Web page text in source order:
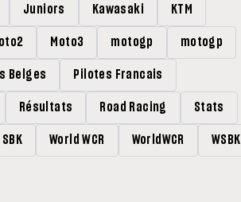
Juniors Kawasaki KTM
Moto3 motogp motogp
Belges Pilotes Francais
Résultats Road Racing Stats
World WCR WorldWCR WSBK